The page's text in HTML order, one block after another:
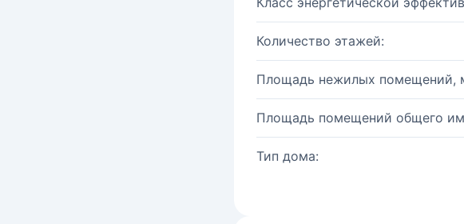
Количество этажей:
Площадь нежилых помещений,
Площадь помещений общего
Тип дома: